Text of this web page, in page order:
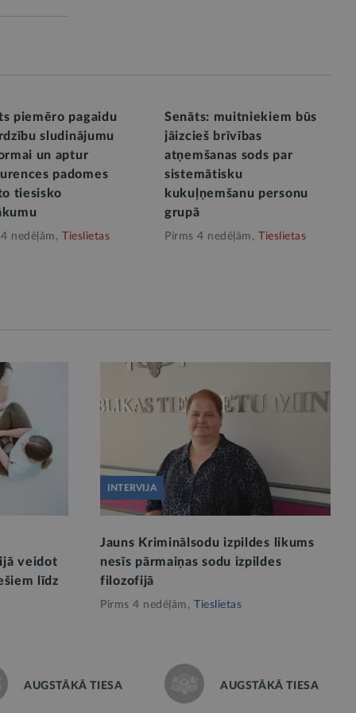
piemēro pagaidu
sludinājumu
un aptur
padomes
tiesisko
4 nedēļām, Tieslietas
Senāts: muitniekiem būs
jāizcieš brīvības
atņemšanas sods par
sistemātisku
kukuļņemšanu personu
grupā
Pirms 4 nedēļām, Tieslietas
veidot
līdz
INTERVIJA
Jauns Kriminālsodu izpildes likums
nesīs pārmaiņas sodu izpildes
filozofijā
Pirms 4 nedēļām, Tieslietas
AUGSTĀKĀ TIESA AUGSTĀKĀ TIESA